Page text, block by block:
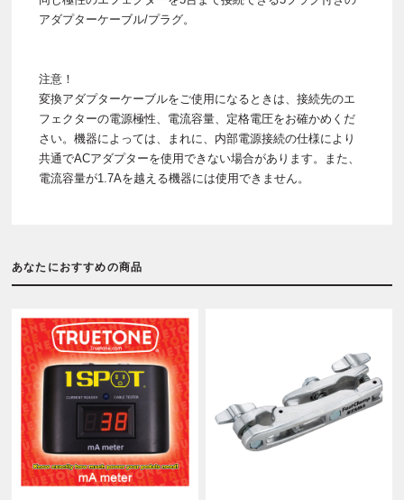
アダプターケーブル/プラグ。
注意！
変換アダプターケーブルをご使用になるときは、接続先のエ
フェクターの電源極性、電流容量、定格電圧をお確かめくだ
さい。機器によっては、まれに、内部電源接続の仕様により
共通でACアダプターを使用できない場合があります。また、
電流容量が1.7Aを越える機器には使用できません。
あなたにおすすめの商品